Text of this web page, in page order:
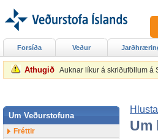
Athugið Auknar líkur á skriðuföllum á
Hlusta
Um
Forsíða Veður
Um Veðurstofuna
Fréttir